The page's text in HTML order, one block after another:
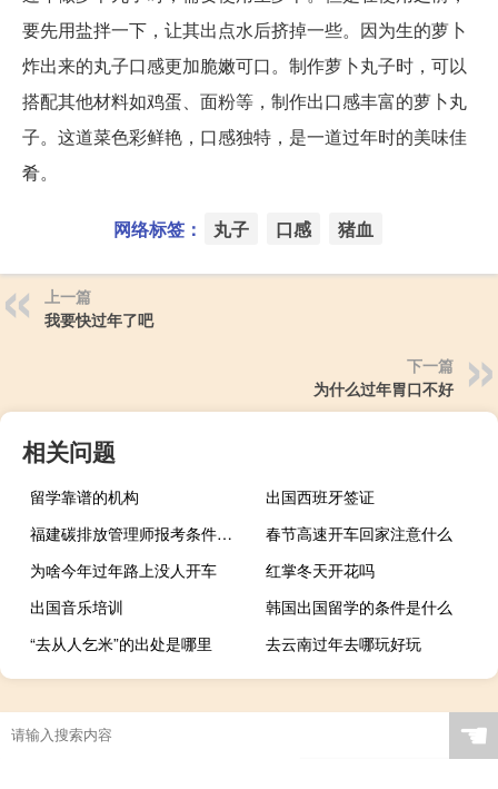
要先用盐拌一下，让其出点水后挤掉一些。因为生的萝卜
炸出来的丸子口感更加脆嫩可口。制作萝卜丸子时，可以
搭配其他材料如鸡蛋、面粉等，制作出口感丰富的萝卜丸
子。这道菜色彩鲜艳，口感独特，是一道过年时的美味佳
肴。
网络标签： 丸子 口感 猪血
上一篇
我要快过年了吧
下一篇
为什么过年胃口不好
相关问题
留学靠谱的机构
出国西班牙签证
福建碳排放管理师报考条件是什么
春节高速开车回家注意什么
为啥今年过年路上没人开车
红掌冬天开花吗
出国音乐培训
韩国出国留学的条件是什么
“去从人乞米”的出处是哪里
去云南过年去哪玩好玩
☚